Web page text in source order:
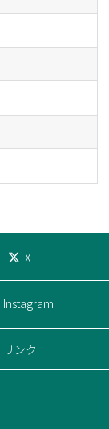
X
Instagram
リンク